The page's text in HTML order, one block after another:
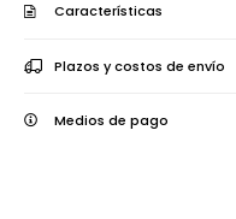
Características
Plazos y costos de envío
Medios de pago